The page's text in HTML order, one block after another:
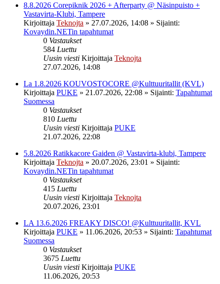
8.8.2026 Corepiknik 2026 + Afterparty @ Näsinpuisto +
Vastavirta-Klubi, Tampere
Kirjoittaja Teknojta » 27.07.2026, 14:08 » Sijainti:
Kovaydin.NETin tapahtumat
0 Vastaukset
584 Luettu
Uusin viesti Kirjoittaja Teknojta
27.07.2026, 14:08
La 1.8.2026 KOUVOSTOCORE @Kulttuuritallit (KVL)
Kirjoittaja PUKE » 21.07.2026, 22:08 » Sijainti: Tapahtumat
Suomessa
0 Vastaukset
810 Luettu
Uusin viesti Kirjoittaja PUKE
21.07.2026, 22:08
5.8.2026 Ratikkacore Gaiden @ Vastavirta-klubi, Tampere
Kirjoittaja Teknojta » 20.07.2026, 23:01 » Sijainti:
Kovaydin.NETin tapahtumat
0 Vastaukset
415 Luettu
Uusin viesti Kirjoittaja Teknojta
20.07.2026, 23:01
LA 13.6.2026 FREAKY DISCO! @Kulttuuritallit, KVL
Kirjoittaja PUKE » 11.06.2026, 20:53 » Sijainti: Tapahtumat
Suomessa
0 Vastaukset
3675 Luettu
Uusin viesti Kirjoittaja PUKE
11.06.2026, 20:53